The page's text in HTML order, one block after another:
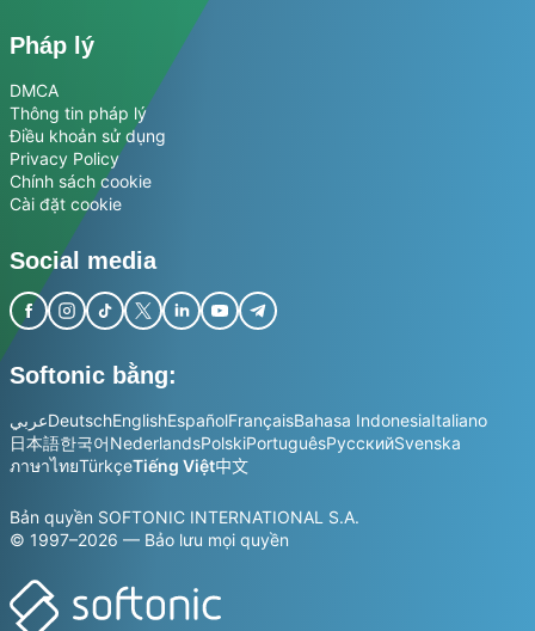
Pháp lý
DMCA
Thông tin pháp lý
Điều khoản sử dụng
Privacy Policy
Chính sách cookie
Cài đặt cookie
Social media
Softonic bằng:
عربيDeutschEnglishEspañolFrançaisBahasa IndonesiaItaliano
日本語한국어NederlandsPolskiPortuguêsРусскийSvenska
ภาษาไทยTürkçeTiếng Việt中文
Bản quyền SOFTONIC INTERNATIONAL S.A.
© 1997–2026 — Bảo lưu mọi quyền